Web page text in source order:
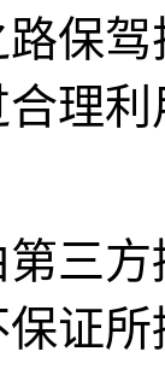
路保
理
三
证